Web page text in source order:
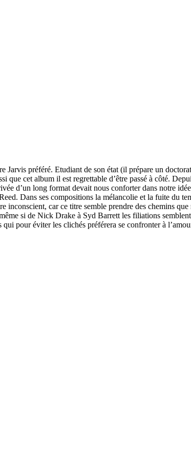
Jarvis préféré. Etudiant de son état (il prépare un
que cet album il est regrettable d’être passé à côté.
d’un long format devait nous conforter dans notre
Dans ses compositions la mélancolie et la fuite du
car ce titre semble prendre des chemins
si de Nick Drake à Syd Barrett les filiations
pour éviter les clichés préférera se confronter à